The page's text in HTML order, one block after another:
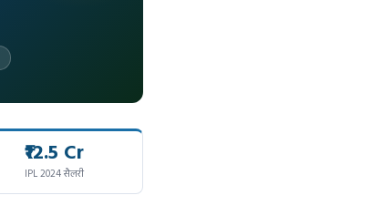
₹12.5 Cr
IPL 2024 सैलरी